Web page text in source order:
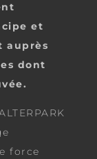
et
auprès
dont
force